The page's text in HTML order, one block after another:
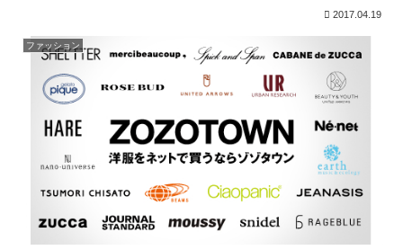
2017.04.19
ファッション